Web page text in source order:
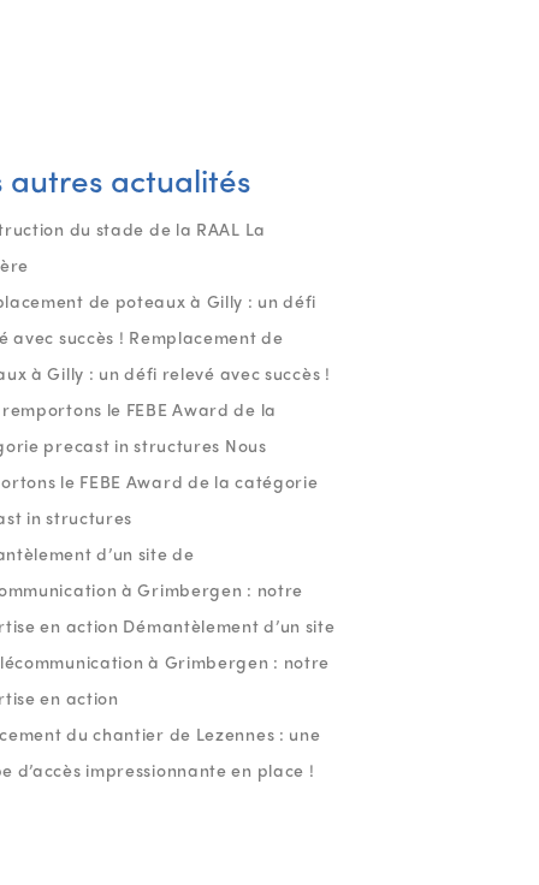
autres actualités
du stade de la RAAL La
de poteaux à Gilly : un défi
avec succès ! Remplacement de
à Gilly : un défi relevé avec succès !
le FEBE Award de la
precast in structures Nous
le FEBE Award de la catégorie
in structures
d’un site de
à Grimbergen : notre
en action Démantèlement d’un site
à Grimbergen : notre
en action
du chantier de Lezennes : une
d’accès impressionnante en place !